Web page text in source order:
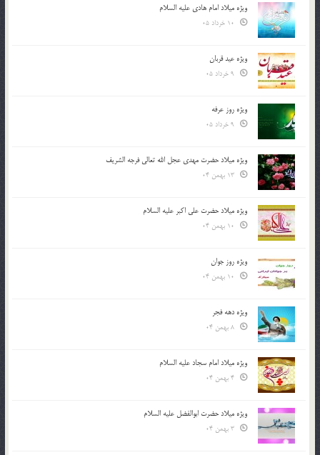
ویژه میلاد امام هادی علیه السلام
ویژه عید قربان
ویژه روز عرفه
ویژه میلاد حضرت مهدی عجل الله تعالی فرجه الشريف
ویژه میلاد حضرت علی اکبر علیه السلام
ویژه روز جوان
ویژه دهه فجر
ویژه میلاد امام سجاد علیه السلام
ویژه میلاد حضرت ابوالفضل علیه السلام